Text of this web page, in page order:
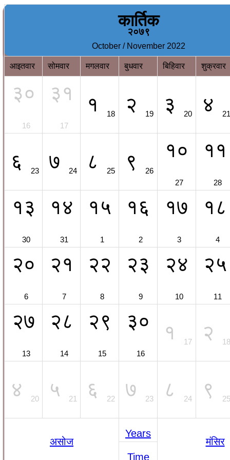
कार्तिक
२०७९
October / November 2022
आइतवार सोमवार मगलवार बुधवार बिहिवार शुक्रवार
३०
16
३१
17
१ 18 २ 19 ३ 20 ४ 21
६ 23 ७ 24 ८ 25 ९ 26
१०
27
११
28
१३
30
१४
31
१५
1
१६
2
१७
3
१८
4
२०
6
२१
7
२२
8
२३
9
२४
10
२५
11
२७
13
२८
14
२९
15
३०
16
१ 17 २ 18
४ 20 ५ 21 ६ 22 ७ 23 ८ 24 ९ 25
असोज
Years
मंसिर
Time